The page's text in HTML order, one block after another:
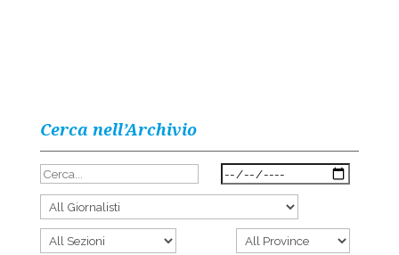
Cerca nell’Archivio